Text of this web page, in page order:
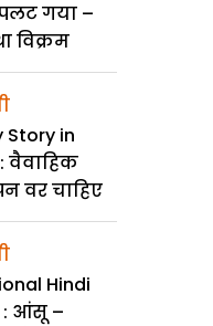
गया –
विक्रम
Story in
वैवाहिक
वर चाहिए
Hindi
: आंसू –